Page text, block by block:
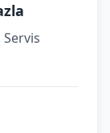
Servis